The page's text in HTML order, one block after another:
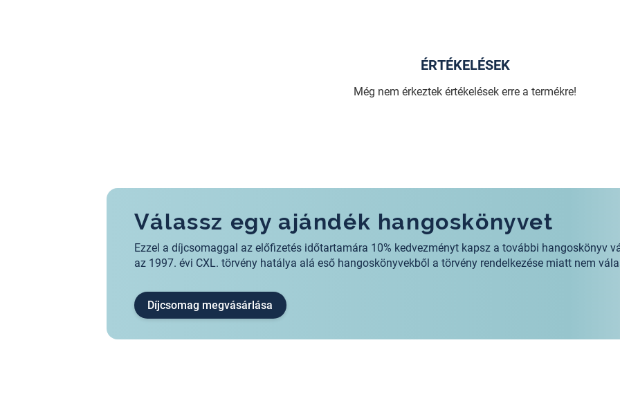
ÉRTÉKELÉSEK
Még nem érkeztek értékelések erre a termékre!
Válassz egy ajándék hangoskönyvet
Ezzel a díjcsomaggal az előfizetés időtartamára 10% kedvezményt kapsz a további hangoskönyv
az 1997. évi CXL. törvény hatálya alá eső hangoskönyvekből a törvény rendelkezése miatt nem
Díjcsomag megvásárlása